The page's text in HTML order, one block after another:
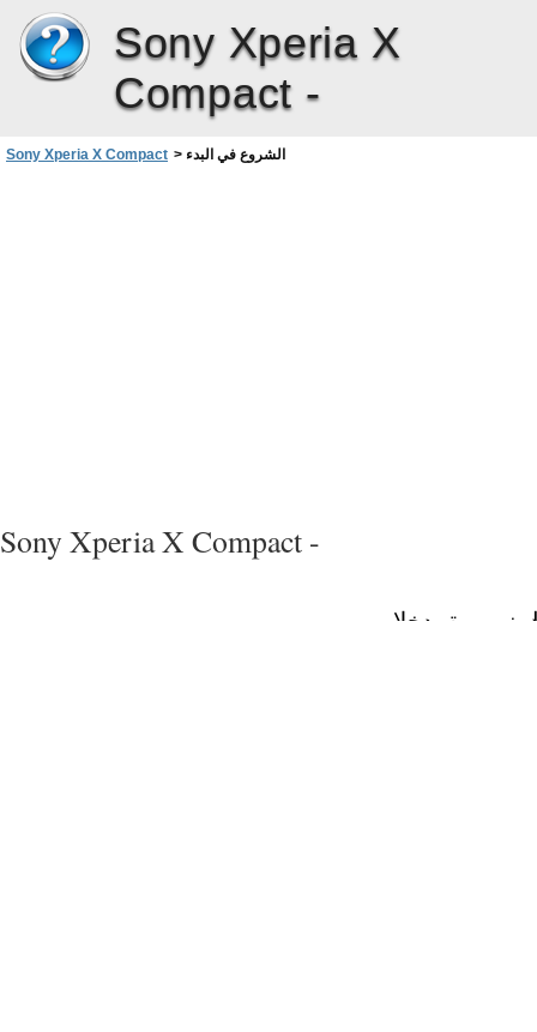
Sony Xperia X
Compact -
Sony Xperia X Compact > الشروع في البدء
Sony Xperia X Compact -
ةمدخلا